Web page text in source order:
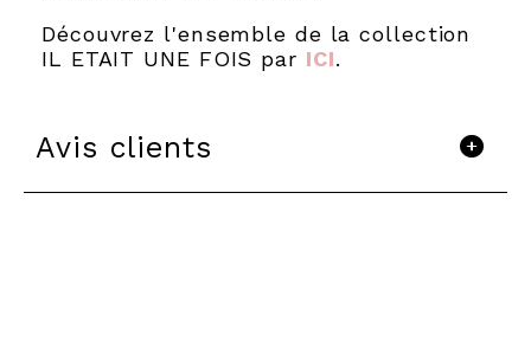
Découvrez l'ensemble de la collection
IL ETAIT UNE FOIS par ICI.
Avis clients